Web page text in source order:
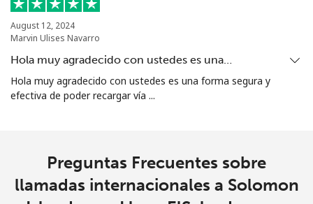
August 12, 2024
Marvin Ulises Navarro
Hola muy agradecido con ustedes es una…
Hola muy agradecido con ustedes es una forma segura y
efectiva de poder recargar vía ...
Preguntas Frecuentes sobre
llamadas internacionales a Solomon